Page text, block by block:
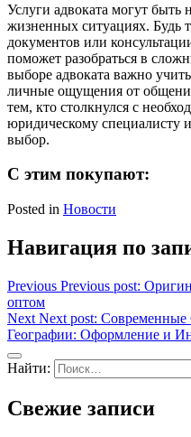
Услуги адвоката могут
жизненных ситуациях. Будь
документов или
поможет разобраться в
выборе адвоката важно
личные ощущения от
тем, кто столкнулся с
юридическому специалисту
выбор.
С этим покупают:
Posted in Новости
Навигация по
Previous Previous post:
оптом
Next Next post: Современные
Географии: Оформление и
Найти:
Свежие записи